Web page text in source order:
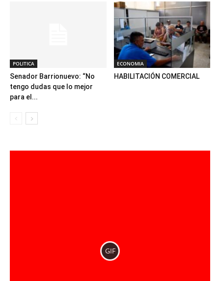
POLITICA
Senador Barrionuevo: “No
tengo dudas que lo mejor
para el...
ECONOMIA
HABILITACIÓN COMERCIAL
GIF